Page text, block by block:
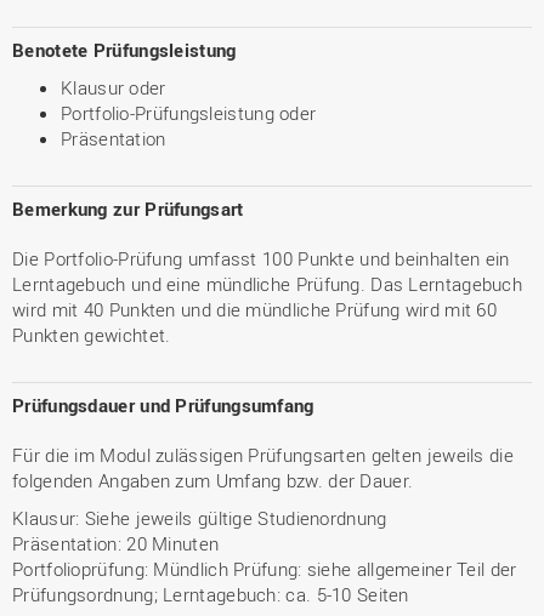
Benotete Prüfungsleistung
Klausur oder
Portfolio-Prüfungsleistung oder
Präsentation
Bemerkung zur Prüfungsart
Die Portfolio-Prüfung umfasst 100 Punkte und beinhalten ein
Lerntagebuch und eine mündliche Prüfung. Das Lerntagebuch
wird mit 40 Punkten und die mündliche Prüfung wird mit 60
Punkten gewichtet.
Prüfungsdauer und Prüfungsumfang
Für die im Modul zulässigen Prüfungsarten gelten jeweils die
folgenden Angaben zum Umfang bzw. der Dauer.
Klausur: Siehe jeweils gültige Studienordnung
Präsentation: 20 Minuten
Portfolioprüfung: Mündlich Prüfung: siehe allgemeiner Teil der
Prüfungsordnung; Lerntagebuch: ca. 5-10 Seiten